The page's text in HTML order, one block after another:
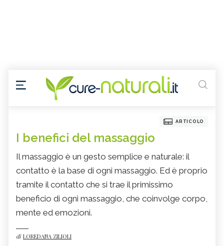
ARTICOLO
I benefici del massaggio
Il massaggio è un gesto semplice e naturale: il
contatto è la base di ogni massaggio. Ed è proprio
tramite il contatto che si trae il primissimo
beneficio di ogni massaggio, che coinvolge corpo,
mente ed emozioni.
di LOREDANA ZILIOLI